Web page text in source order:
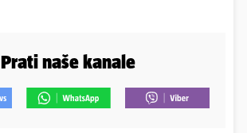
Prati naše kanale